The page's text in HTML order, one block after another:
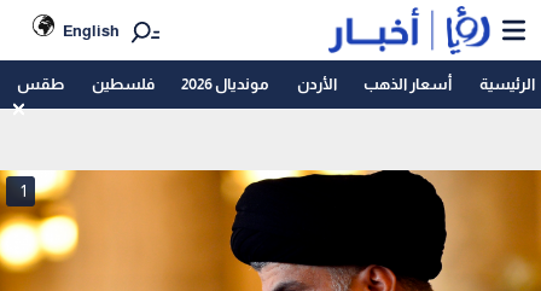
English
الرئيسية أسعار الذهب الأردن مونديال 2026 فلسطين طقس
1